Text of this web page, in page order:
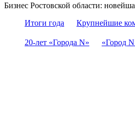
Бизнес Ростовской области:
Итоги года
Крупнейшие
20-лет «Города N» «Город